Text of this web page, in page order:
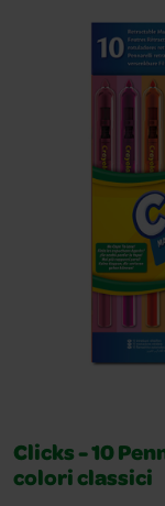
Clicks - 10
colori classici